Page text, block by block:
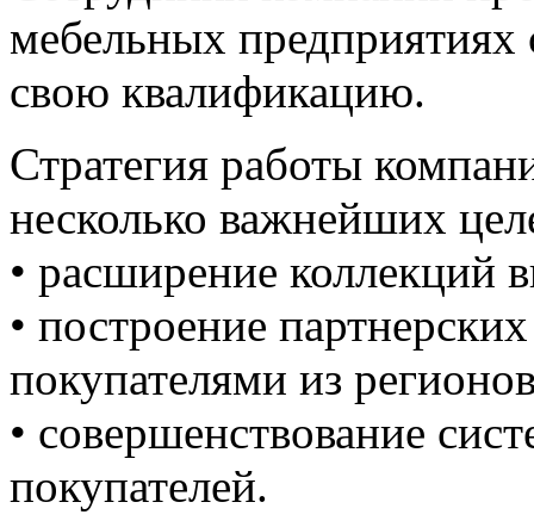
мебельных
свою квалификацию.
Стратегия работы
несколько важнейших
• расширение коллекций
• построение
покупателями из
• совершенствование
покупателей.